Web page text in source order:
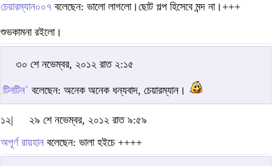
চেয়ারম্যান০০৭ বলেছেন: ভালো লাগলো।ছোট গল্প হিসেবে মন্দ না।+++
শুভকামনা রইলো।
৩০ শে নভেম্বর, ২০১২ রাত ২:১৫
টিনটিন` বলেছেন: অনেক অনেক ধন্যবাদ, চেয়ারম্যান।
১২|
২৯ শে নভেম্বর, ২০১২ রাত ৯:৫৯
অপূর্ণ রায়হান বলেছেন: ভালা হইচে ++++